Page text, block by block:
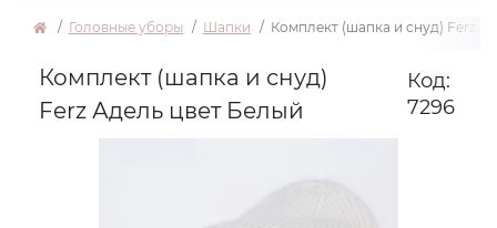
Головные уборы Шапки Комплект (шапка и снуд) Ferz
Комплект (шапка и снуд)
Ferz Адель цвет Белый
Код:
7296